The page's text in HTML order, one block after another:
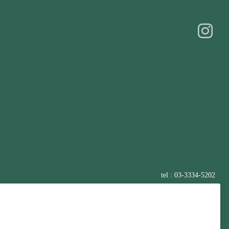
tel : 03-3334-5202